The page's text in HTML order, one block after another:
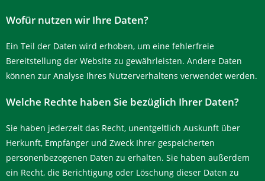
Wofür nutzen wir Ihre Daten?
Ein Teil der Daten wird erhoben, um eine fehlerfreie
Bereitstellung der Website zu gewährleisten. Andere Daten
können zur Analyse Ihres Nutzerverhaltens verwendet werden.
Welche Rechte haben Sie bezüglich Ihrer Daten?
Sie haben jederzeit das Recht, unentgeltlich Auskunft über
Herkunft, Empfänger und Zweck Ihrer gespeicherten
personenbezogenen Daten zu erhalten. Sie haben außerdem
ein Recht, die Berichtigung oder Löschung dieser Daten zu